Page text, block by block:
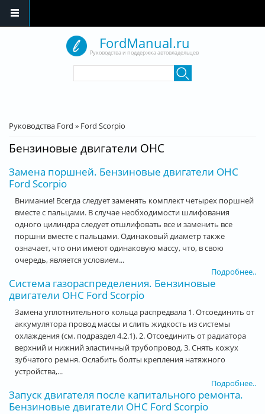
FordManual.ru
Руководства и поддержка автовладельцев
Вы здесь
Руководства Ford » Ford Scorpio
Бензиновые двигатели OHC
Замена поршней. Бензиновые двигатели OHC
Ford Scorpio
Внимание! Всегда следует заменять комплект четырех поршней
вместе с пальцами. В случае необходимости шлифования
одного цилиндра следует отшлифовать все и заменить все
поршни вместе с пальцами. Одинаковый диаметр также
означает, что они имеют одинаковую массу, что, в свою
очередь, является условием...
Подробнее..
Система газораспределения. Бензиновые
двигатели OHC Ford Scorpio
Замена уплотнительного кольца распредвала 1. Отсоединить от
аккумулятора провод массы и слить жидкость из системы
охлаждения (см. подраздел 4.2.1). 2. Отсоединить от радиатора
верхний и нижний эластичный трубопровод. 3. Снять кожух
зубчатого ремня. Ослабить болты крепления натяжного
устройства,...
Подробнее..
Запуск двигателя после капитального ремонта.
Бензиновые двигатели OHC Ford Scorpio